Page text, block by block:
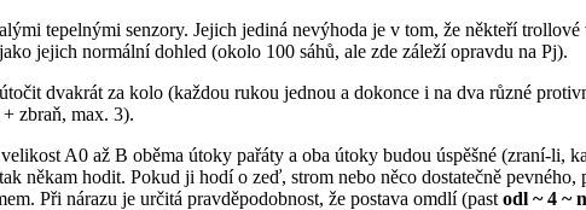
tepelnými senzory. Jejich jediná nevýhoda je v tom, že někteří
jejich normální dohled (okolo 100 sáhů, ale zde záleží opravdu na Pj).
dvakrát za kolo (každou rukou jednou a dokonce i na dva různé
zbraň, max. 3).
A0 až B oběma útoky pařáty a oba útoky budou úspěšné (zraní-li,
někam hodit. Pokud ji hodí o zeď, strom nebo něco dostatečně
Při nárazu je určitá pravděpodobnost, že postava omdlí (past odl ~ 4 ~